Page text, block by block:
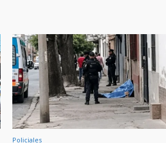
Policiales